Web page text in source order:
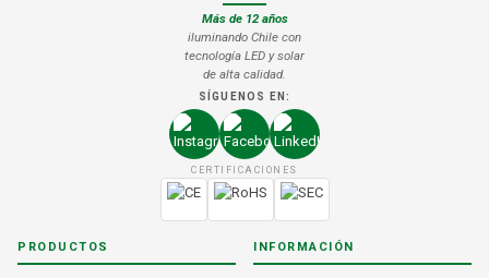
Más de 12 años
iluminando Chile con
tecnología LED y solar
de alta calidad.
SÍGUENOS EN:
CERTIFICACIONES
PRODUCTOS INFORMACIÓN